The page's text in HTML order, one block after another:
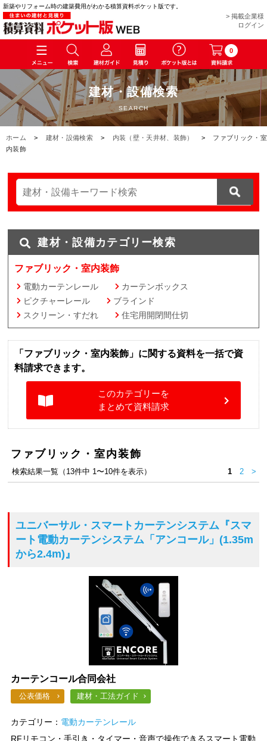
新築やリフォーム時の建築費用がわかる積算資料ポケット版です。
> 掲載企業様
ログイン
0
建材・設備検索
SEARCH
ホーム > 建材・設備検索 > 内装（壁・天井材、装飾） >
ファブリック・室
内装飾
建材・設備カテゴリー検索
ファブリック・室内装飾
電動カーテンレール
カーテンボックス
ピクチャーレール
ブラインド
スクリーン・すだれ
住宅用開閉間仕切
「ファブリック・室内装飾」に関する資料を一括で資
料請求できます。
このカテゴリーを
まとめて資料請求
ファブリック・室内装飾
検索結果一覧（13件中 1〜10件を表示） 1 2 >
ユニバーサル・スマートカーテンシステム 『スマ
ート電動カーテンシステム「アンコール」(1.35m
から2.4m)』
カーテンコール合同会社
公表価格 建材・工法ガイド
カテゴリー： 電動カーテンレール
RFリモコン・手引き・タイマー・音声で操作できるスマート電動